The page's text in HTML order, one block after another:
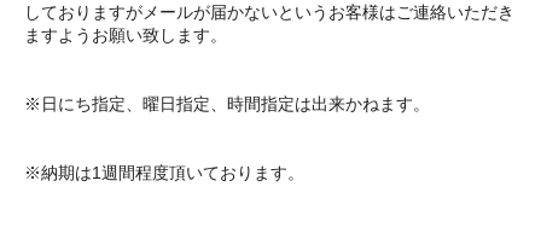
しておりますがメールが届かないというお客様はご連絡いただき
ますようお願い致します。
※日にち指定、曜日指定、時間指定は出来かねます。
※納期は1週間程度頂いております。